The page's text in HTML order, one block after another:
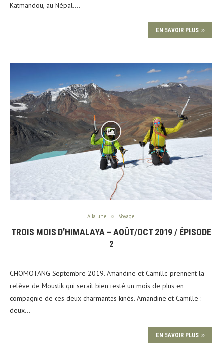
Katmandou, au Népal.…
EN SAVOIR PLUS
A la une Voyage
TROIS MOIS D’HIMALAYA – AOÛT/OCT 2019 / ÉPISODE
2
CHOMOTANG Septembre 2019. Amandine et Camille prennent la
relève de Moustik qui serait bien resté un mois de plus en
compagnie de ces deux charmantes kinés. Amandine et Camille :
deux…
EN SAVOIR PLUS